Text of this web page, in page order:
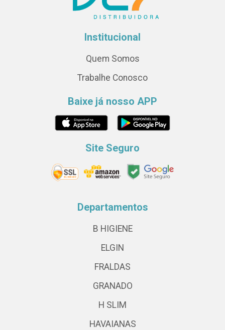
Institucional
Quem Somos
Trabalhe Conosco
Baixe já nosso APP
Site Seguro
Departamentos
B HIGIENE
ELGIN
FRALDAS
GRANADO
H SLIM
HAVAIANAS